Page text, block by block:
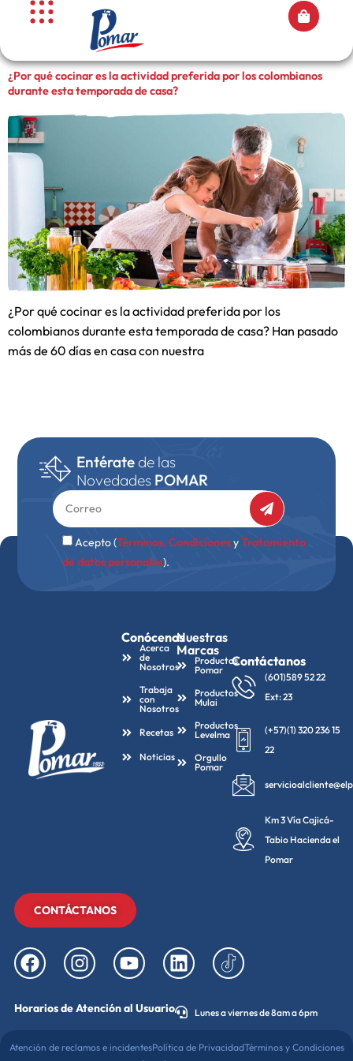
¿Por qué cocinar es la actividad preferida por los colombianos
durante esta temporada de casa?
¿Por qué cocinar es la actividad preferida por los
colombianos durante esta temporada de casa? Han pasado
más de 60 días en casa con nuestra
Entérate de las
NovedadesPOMAR
Acepto (Términos, CondicionesyTratamiento
de datos personales).
Conócenos
Acerca
de
Nosotros
Trabaja
con
Nosotros
Recetas
Noticias
Nuestras
Marcas
Productos
Pomar
Productos
Mulai
Productos
Levelma
Orgullo
Pomar
Contáctanos
(601)589 52 22
Ext: 23
(+57)(1) 320 236 15
22
Km 3 Vía Cajicá-
Tabio Hacienda el
Pomar
CONTÁCTANOS
Horarios de Atención al Usuario Lunes a viernes de 8am a 6pm
Atención de reclamos e incidentesPolítica de PrivacidadTérminos y Condiciones